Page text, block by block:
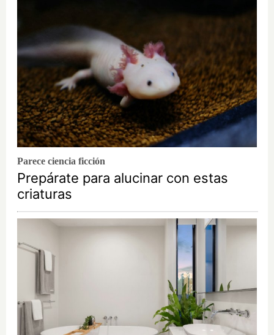
Parece ciencia ficción
Prepárate para alucinar con estas
criaturas